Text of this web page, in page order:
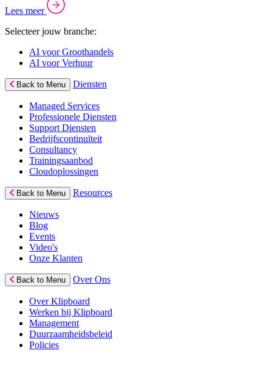
Lees meer
Selecteer jouw branche:
AI voor Groothandels
AI voor Verhuur
Back to Menu Diensten
Managed Services
Professionele Diensten
Support Diensten
Bedrijfscontinuïteit
Consultancy
Trainingsaanbod
Cloudoplossingen
Back to Menu Resources
Nieuws
Blog
Events
Video's
Onze Klanten
Back to Menu Over Ons
Over Klipboard
Werken bij Klipboard
Management
Duurzaamheidsbeleid
Policies